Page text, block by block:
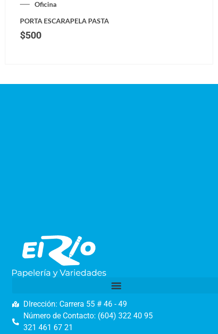
Oficina
PORTA ESCARAPELA PASTA
$500
DIrección: Carrera 55 # 46 - 49
Número de Contacto: (604) 322 40 95
321 461 67 21